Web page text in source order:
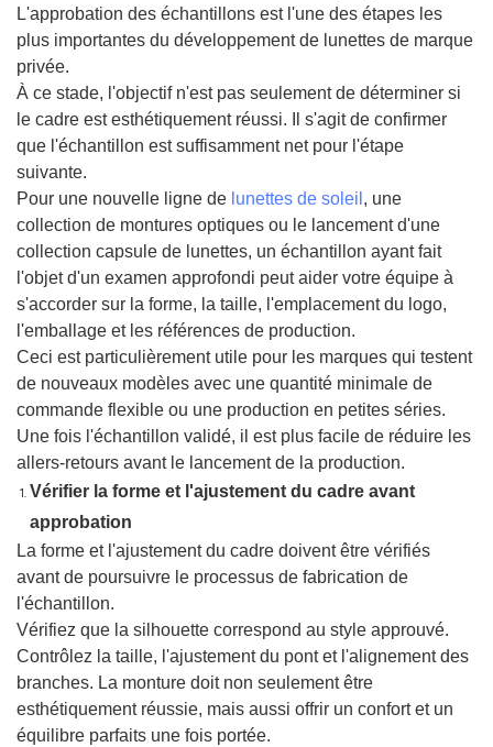
L'approbation des échantillons est l'une des étapes les
plus importantes du développement de lunettes de marque
privée.
À ce stade, l'objectif n'est pas seulement de déterminer si
le cadre est esthétiquement réussi. Il s'agit de confirmer
que l'échantillon est suffisamment net pour l'étape
suivante.
Pour une nouvelle ligne de lunettes de soleil , une
collection de montures optiques ou le lancement d'une
collection capsule de lunettes, un échantillon ayant fait
l'objet d'un examen approfondi peut aider votre équipe à
s'accorder sur la forme, la taille, l'emplacement du logo,
l'emballage et les références de production.
Ceci est particulièrement utile pour les marques qui testent
de nouveaux modèles avec une quantité minimale de
commande flexible ou une production en petites séries.
Une fois l'échantillon validé, il est plus facile de réduire les
allers-retours avant le lancement de la production.
Vérifier la forme et l'ajustement du cadre avant
approbation
La forme et l'ajustement du cadre doivent être vérifiés
avant de poursuivre le processus de fabrication de
l'échantillon.
Vérifiez que la silhouette correspond au style approuvé.
Contrôlez la taille, l'ajustement du pont et l'alignement des
branches. La monture doit non seulement être
esthétiquement réussie, mais aussi offrir un confort et un
équilibre parfaits une fois portée.